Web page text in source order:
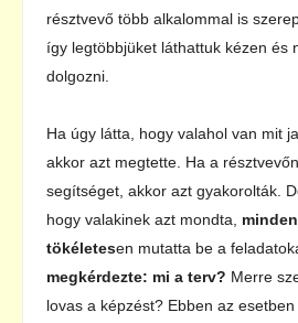
résztvevő több alkalommal is
így legtöbbjüket láthattuk kézen és
dolgozni.
Ha úgy látta, hogy valahol van mit
akkor azt megtette. Ha a
segítséget, akkor azt gyakorolták.
hogy valakinek azt mondta,
tökéletesen mutatta be a
megkérdezte: mi a terv? Merre
lovas a képzést? Ebben az